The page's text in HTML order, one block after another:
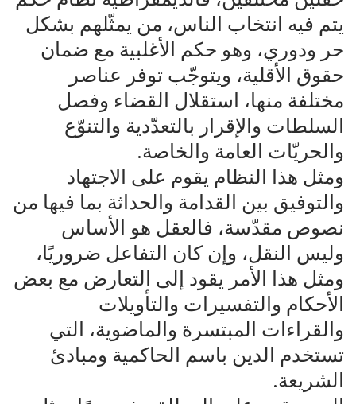
يتم فيه انتخاب الناس، من يمثّلهم بشكل
حر ودوري، وهو حكم الأغلبية مع ضمان
حقوق الأقلية، ويتوجّب توفر عناصر
مختلفة منها، استقلال القضاء وفصل
السلطات والإقرار بالتعدّدية والتنوّع
والحريّات العامة والخاصة.
ومثل هذا النظام يقوم على الاجتهاد
والتوفيق بين القدامة والحداثة بما فيها من
نصوص مقدّسة، فالعقل هو الأساس
وليس النقل، وإن كان التفاعل ضروريًا،
ومثل هذا الأمر يقود إلى التعارض مع بعض
الأحكام والتفسيرات والتأويلات
والقراءات المبتسرة والماضوية، التي
تستخدم الدين باسم الحاكمية ومبادئ
الشريعة.